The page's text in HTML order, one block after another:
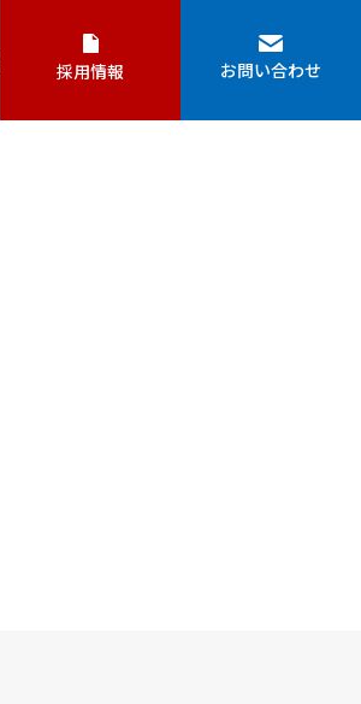
採用情報 お問い合わせ